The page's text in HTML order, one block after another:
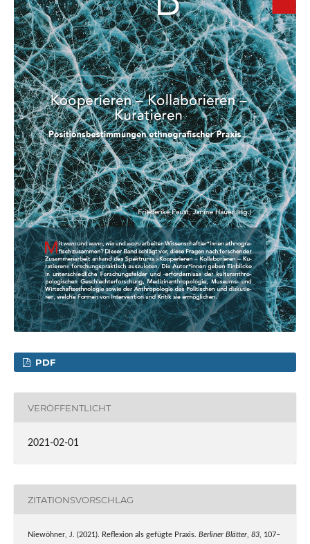
PDF
VERÖFFENTLICHT
2021-02-01
ZITATIONSVORSCHLAG
Niewöhner, J. (2021). Reflexion als gefügte Praxis. Berliner Blätter, 83, 107–